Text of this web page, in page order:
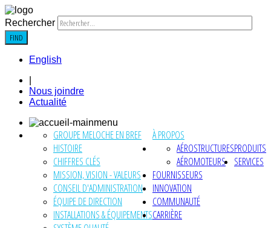
Rechercher
FIND
English
Nous joindre
Actualité
À PROPOS
GROUPE MELOCHE EN BREF
HISTOIRE
CHIFFRES CLÉS
MISSION, VISION - VALEURS
CONSEIL D'ADMINISTRATION
ÉQUIPE DE DIRECTION
INSTALLATIONS & ÉQUIPEMENTS
PRODUITS
AÉROSTRUCTURES
AÉROMOTEURS
SERVICES
FOURNISSEURS
INNOVATION
COMMUNAUTÉ
CARRIÈRE